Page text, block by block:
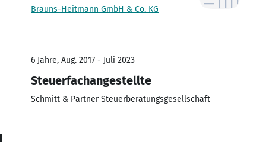
Brauns-Heitmann GmbH & Co. KG
6 Jahre, Aug. 2017 - Juli 2023
Steuerfachangestellte
Schmitt & Partner Steuerberatungsgesellschaft